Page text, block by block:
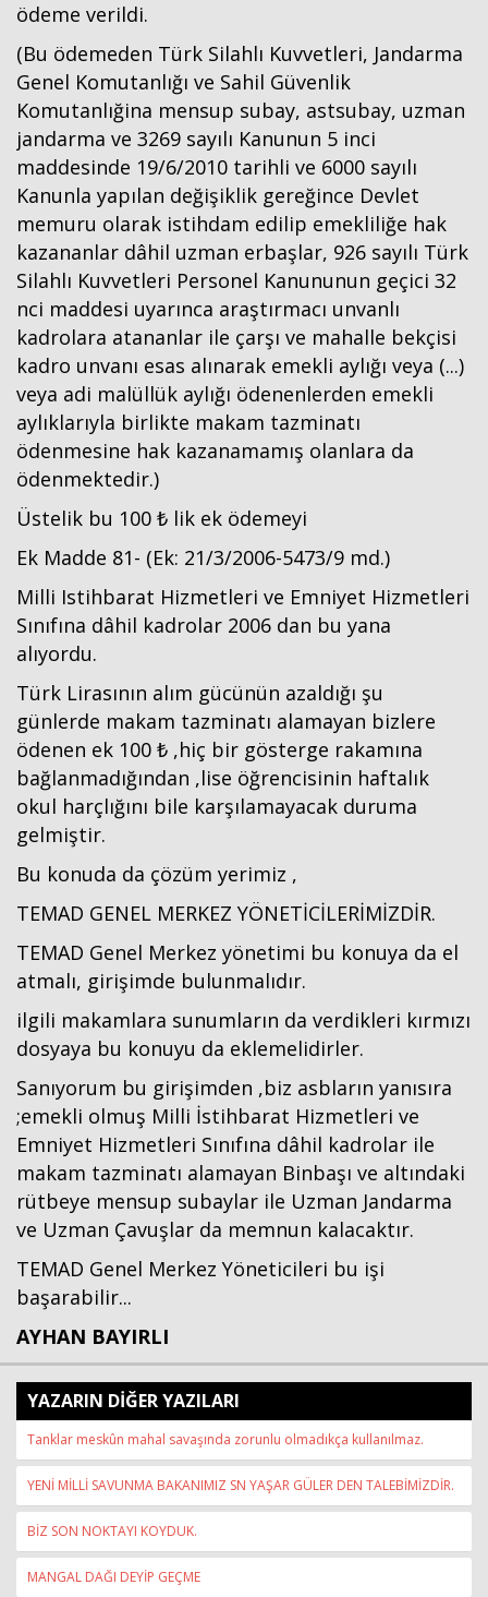
ödeme verildi.
(Bu ödemeden Türk Silahlı Kuvvetleri, Jandarma
Genel Komutanlığı ve Sahil Güvenlik
Komutanlığina mensup subay, astsubay, uzman
jandarma ve 3269 sayılı Kanunun 5 inci
maddesinde 19/6/2010 tarihli ve 6000 sayılı
Kanunla yapılan değişiklik gereğince Devlet
memuru olarak istihdam edilip emekliliğe hak
kazananlar dâhil uzman erbaşlar, 926 sayılı Türk
Silahlı Kuvvetleri Personel Kanununun geçici 32
nci maddesi uyarınca araştırmacı unvanlı
kadrolara atananlar ile çarşı ve mahalle bekçisi
kadro unvanı esas alınarak emekli aylığı veya (...)
veya adi malüllük aylığı ödenenlerden emekli
aylıklarıyla birlikte makam tazminatı
ödenmesine hak kazanamamış olanlara da
ödenmektedir.)
Üstelik bu 100 ₺ lik ek ödemeyi
Ek Madde 81- (Ek: 21/3/2006-5473/9 md.)
Milli Istihbarat Hizmetleri ve Emniyet Hizmetleri
Sınıfına dâhil kadrolar 2006 dan bu yana
alıyordu.
Türk Lirasının alım gücünün azaldığı şu
günlerde makam tazminatı alamayan bizlere
ödenen ek 100 ₺ ,hiç bir gösterge rakamına
bağlanmadığından ,lise öğrencisinin haftalık
okul harçlığını bile karşılamayacak duruma
gelmiştir.
Bu konuda da çözüm yerimiz ,
TEMAD GENEL MERKEZ YÖNETİCİLERİMİZDİR.
TEMAD Genel Merkez yönetimi bu konuya da el
atmalı, girişimde bulunmalıdır.
ilgili makamlara sunumların da verdikleri kırmızı
dosyaya bu konuyu da eklemelidirler.
Sanıyorum bu girişimden ,biz asbların yanısıra
;emekli olmuş Milli İstihbarat Hizmetleri ve
Emniyet Hizmetleri Sınıfına dâhil kadrolar ile
makam tazminatı alamayan Binbaşı ve altındaki
rütbeye mensup subaylar ile Uzman Jandarma
ve Uzman Çavuşlar da memnun kalacaktır.
TEMAD Genel Merkez Yöneticileri bu işi
başarabilir...
AYHAN BAYIRLI
YAZARIN DİĞER YAZILARI
Tanklar meskûn mahal savaşında zorunlu olmadıkça kullanılmaz.
YENİ MİLLİ SAVUNMA BAKANIMIZ SN YAŞAR GÜLER DEN TALEBİMİZDİR.
BİZ SON NOKTAYI KOYDUK.
MANGAL DAĞI DEYİP GEÇME
Haberin Doğru Adresi.